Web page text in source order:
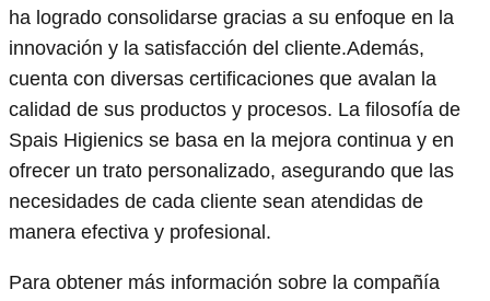
ha logrado consolidarse gracias a su enfoque en la
innovación y la satisfacción del cliente.Además,
cuenta con diversas certificaciones que avalan la
calidad de sus productos y procesos. La filosofía de
Spais Higienics se basa en la mejora continua y en
ofrecer un trato personalizado, asegurando que las
necesidades de cada cliente sean atendidas de
manera efectiva y profesional.
Para obtener más información sobre la compañía